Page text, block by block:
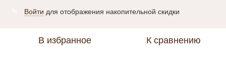
Войти для отображения накопительной скидки
В избранное К сравнению